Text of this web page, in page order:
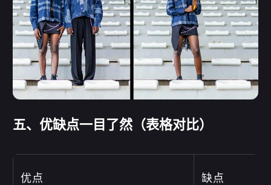
五、优缺点一目了然（表格对比）
优点 缺点